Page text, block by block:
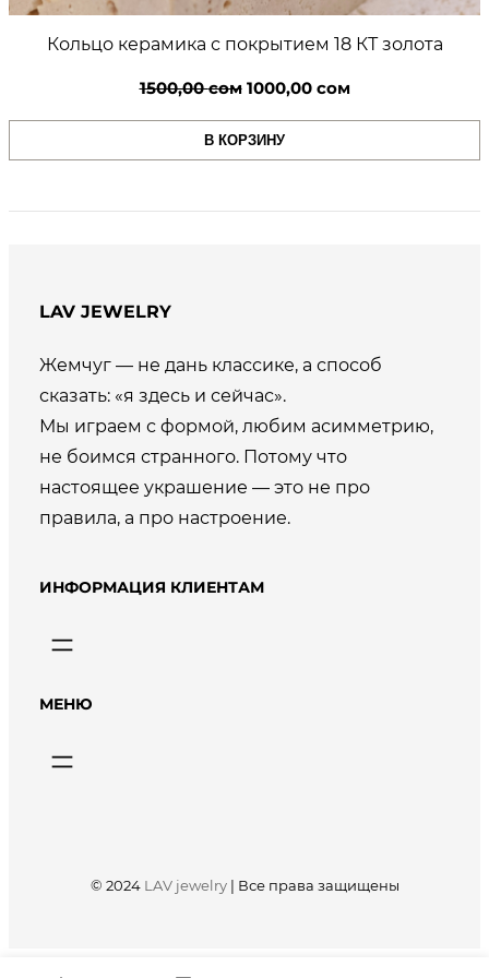
Кольцо керамика с покрытием 18 КТ золота
1500,00сом Первоначальная
цена
составляла
1000,00 сомТекущая
цена:
В КОРЗИНУ
LAV JEWELRY
Жемчуг — не дань классике, а способ
сказать: «я здесь и сейчас».
Мы играем с формой, любим асимметрию,
не боимся странного. Потому что
настоящее украшение — это не про
правила, а про настроение.
ИНФОРМАЦИЯ КЛИЕНТАМ
МЕНЮ
© 2024 LAV jewelry| Все права защищены